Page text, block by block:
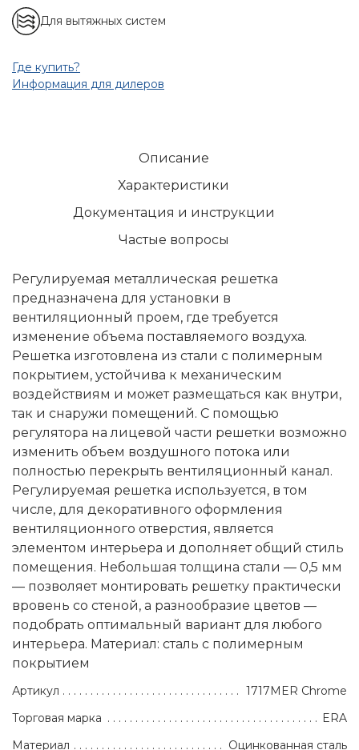
Для вытяжных систем
Где купить?
Информация для дилеров
Описание
Характеристики
Документация и инструкции
Частые вопросы
Регулируемая металлическая решетка
предназначена для установки в
вентиляционный проем, где требуется
изменение объема поставляемого воздуха.
Решетка изготовлена из стали с полимерным
покрытием, устойчива к механическим
воздействиям и может размещаться как внутри,
так и снаружи помещений. С помощью
регулятора на лицевой части решетки возможно
изменить объем воздушного потока или
полностью перекрыть вентиляционный канал.
Регулируемая решетка используется, в том
числе, для декоративного оформления
вентиляционного отверстия, является
элементом интерьера и дополняет общий стиль
помещения. Небольшая толщина стали — 0,5 мм
— позволяет монтировать решетку практически
вровень со стеной, а разнообразие цветов —
подобрать оптимальный вариант для любого
интерьера. Материал: сталь с полимерным
покрытием
Артикул
1717MER Chrome
Торговая марка
ERA
Материал
Оцинкованная сталь